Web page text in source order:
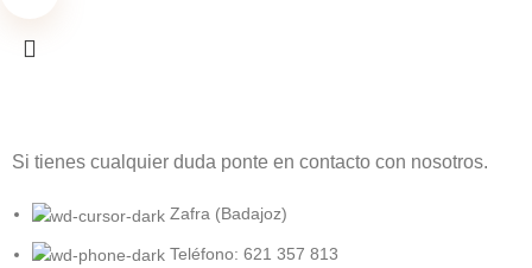
Si tienes cualquier duda ponte en contacto con nosotros.
Zafra (Badajoz)
Teléfono: 621 357 813